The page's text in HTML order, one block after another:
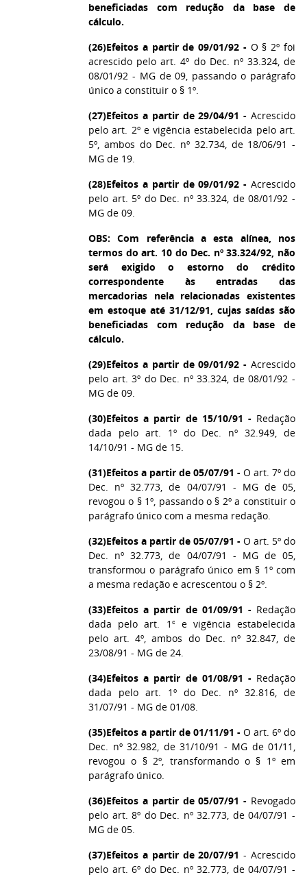
beneficiadas com redução da base de
cálculo.
(26)Efeitos a partir de 09/01/92 -O § 2º foi
acrescido pelo art. 4º do Dec. nº 33.324, de
08/01/92 - MG de 09, passando o parágrafo
único a constituir o § 1º.
(27)Efeitos a partir de 29/04/91 - Acrescido
pelo art. 2º e vigência estabelecida pelo art.
5º, ambos do Dec. nº 32.734, de 18/06/91 -
MG de 19.
(28)Efeitos a partir de 09/01/92 - Acrescido
pelo art. 5º do Dec. nº 33.324, de 08/01/92 -
MG de 09.
OBS: Com referência a esta alínea, nos
termos do art. 10 do Dec. nº 33.324/92, não
será exigido o estorno do crédito
correspondente às entradas das
mercadorias nela relacionadas existentes
em estoque até 31/12/91, cujas saídas são
beneficiadas com redução da base de
cálculo.
(29)Efeitos a partir de 09/01/92 - Acrescido
pelo art. 3º do Dec. nº 33.324, de 08/01/92 -
MG de 09.
(30)Efeitos a partir de 15/10/91 -Redação
dada pelo art. 1º do Dec. nº 32.949, de
14/10/91 - MG de 15.
(31)Efeitos a partir de 05/07/91 - O art. 7º do
Dec. nº 32.773, de 04/07/91 - MG de 05,
revogou o § 1º, passando o § 2º a constituir o
parágrafo único com a mesma redação.
(32)Efeitos a partir de 05/07/91 - O art. 5º do
Dec. nº 32.773, de 04/07/91 - MG de 05,
transformou o parágrafo único em § 1º com
a mesma redação e acrescentou o § 2º.
(33)Efeitos a partir de 01/09/91 -Redação
dada pelo art. 1º e vigência estabelecida
pelo art. 4º, ambos do Dec. nº 32.847, de
23/08/91 - MG de 24.
(34)Efeitos a partir de 01/08/91 -Redação
dada pelo art. 1º do Dec. nº 32.816, de
31/07/91 - MG de 01/08.
(35)Efeitos a partir de 01/11/91 - O art. 6º do
Dec. nº 32.982, de 31/10/91 - MG de 01/11,
revogou o § 2º, transformando o § 1º em
parágrafo único.
(36)Efeitos a partir de 05/07/91 - Revogado
pelo art. 8º do Dec. nº 32.773, de 04/07/91 -
MG de 05.
(37)Efeitos a partir de 20/07/91 - Acrescido
pelo art. 6º do Dec. nº 32.773, de 04/07/91 -